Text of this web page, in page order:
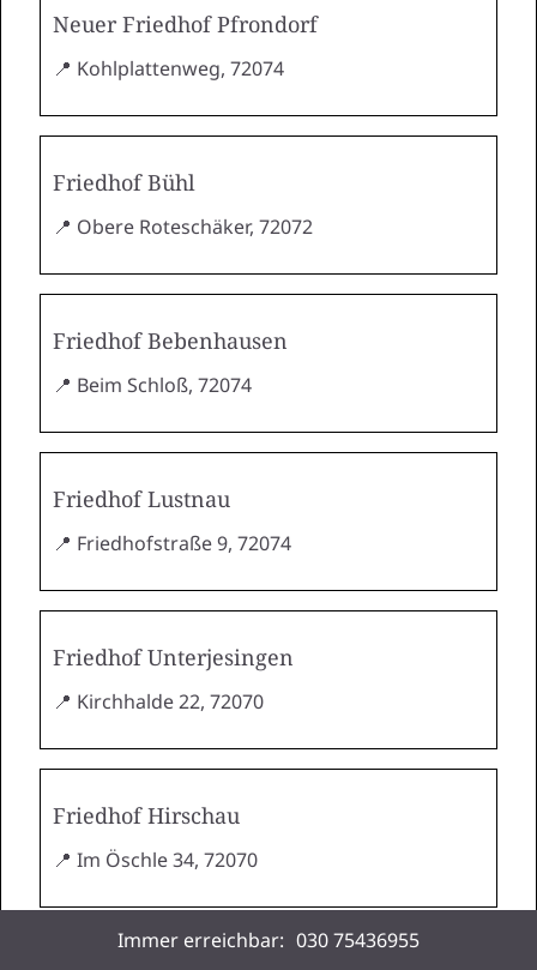
Neuer Friedhof Pfrondorf
📍 Kohlplattenweg, 72074
Friedhof Bühl
📍 Obere Roteschäker, 72072
Friedhof Bebenhausen
📍 Beim Schloß, 72074
Friedhof Lustnau
📍 Friedhofstraße 9, 72074
Friedhof Unterjesingen
📍 Kirchhalde 22, 72070
Friedhof Hirschau
📍 Im Öschle 34, 72070
Immer erreichbar: 030 75436955